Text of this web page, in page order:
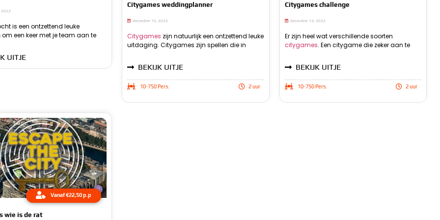
2022
is een ontzettend leuke
een keer met je team aan te
zijn met een team vol collega’s
al je vrienden. De gps tocht kan
op een makkelijke manier
geregeld worden.
UITJE
Citygames weddingplanner
december 15, 2022
Citygames zijn natuurlijk een ontzettend leuke
uitdaging. Citygames zijn spellen die in
reallife worden gespeeld. Je speelt het dan in
de stad zelf. Daarom worden het citygames
genoemd. Citygames weddingplanner zijn
BEKIJK UITJE
10-750 Pers. 2 uur
Citygames challenge
december 14, 2022
Er zijn heel wat verschillende soorten
citygames. Een citygame die zeker aan te
Challenge. Deze citygames challenge
opdrachten bestaat. Hierbij kun je denken
beantwoorden, maar ook buiten kun je deze
BEKIJK UITJE
10-750 Pers. 2 uur
Vanaf €22,50 p.p
wie is de rat